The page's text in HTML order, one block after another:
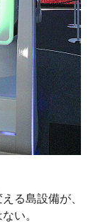
る島設備が、
い。